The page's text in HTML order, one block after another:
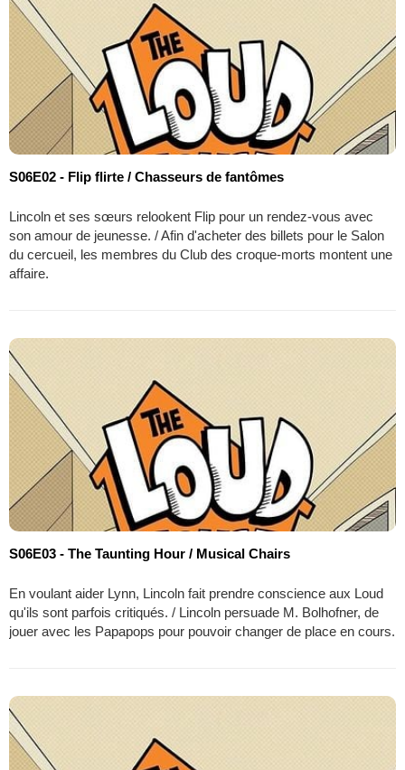
S06E02 - Flip flirte / Chasseurs de fantômes
Lincoln et ses sœurs relookent Flip pour un rendez-vous avec
son amour de jeunesse. / Afin d'acheter des billets pour le Salon
du cercueil, les membres du Club des croque-morts montent une
affaire.
S06E03 - The Taunting Hour / Musical Chairs
En voulant aider Lynn, Lincoln fait prendre conscience aux Loud
qu'ils sont parfois critiqués. / Lincoln persuade M. Bolhofner, de
jouer avec les Papapops pour pouvoir changer de place en cours.